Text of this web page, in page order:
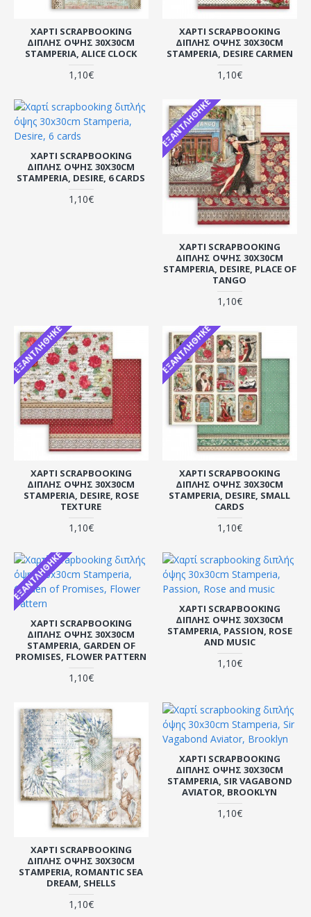
ΧΑΡΤΊ SCRAPBOOKING
ΔΙΠΛΉΣ ΌΨΗΣ 30X30CM
STAMPERIA, ALICE CLOCK
1,10€
ΧΑΡΤΊ SCRAPBOOKING
ΔΙΠΛΉΣ ΌΨΗΣ 30X30CM
STAMPERIA, DESIRE CARMEN
1,10€
ΧΑΡΤΊ SCRAPBOOKING
ΔΙΠΛΉΣ ΌΨΗΣ 30X30CM
STAMPERIA, DESIRE, 6 CARDS
1,10€
ΕΞΑΝΤΛΉΘΗΚΕ
ΧΑΡΤΊ SCRAPBOOKING
ΔΙΠΛΉΣ ΌΨΗΣ 30X30CM
STAMPERIA, DESIRE, PLACE OF
TANGO
1,10€
ΕΞΑΝΤΛΉΘΗΚΕ
ΧΑΡΤΊ SCRAPBOOKING
ΔΙΠΛΉΣ ΌΨΗΣ 30X30CM
STAMPERIA, DESIRE, ROSE
TEXTURE
1,10€
ΕΞΑΝΤΛΉΘΗΚΕ
ΧΑΡΤΊ SCRAPBOOKING
ΔΙΠΛΉΣ ΌΨΗΣ 30X30CM
STAMPERIA, DESIRE, SMALL
CARDS
1,10€
ΕΞΑΝΤΛΉΘΗΚΕ
ΧΑΡΤΊ SCRAPBOOKING
ΔΙΠΛΉΣ ΌΨΗΣ 30X30CM
STAMPERIA, GARDEN OF
PROMISES, FLOWER PATTERN
1,10€
ΧΑΡΤΊ SCRAPBOOKING
ΔΙΠΛΉΣ ΌΨΗΣ 30X30CM
STAMPERIA, PASSION, ROSE
AND MUSIC
1,10€
ΧΑΡΤΊ SCRAPBOOKING
ΔΙΠΛΉΣ ΌΨΗΣ 30X30CM
STAMPERIA, ROMANTIC SEA
DREAM, SHELLS
1,10€
ΧΑΡΤΊ SCRAPBOOKING
ΔΙΠΛΉΣ ΌΨΗΣ 30X30CM
STAMPERIA, SIR VAGABOND
AVIATOR, BROOKLYN
1,10€